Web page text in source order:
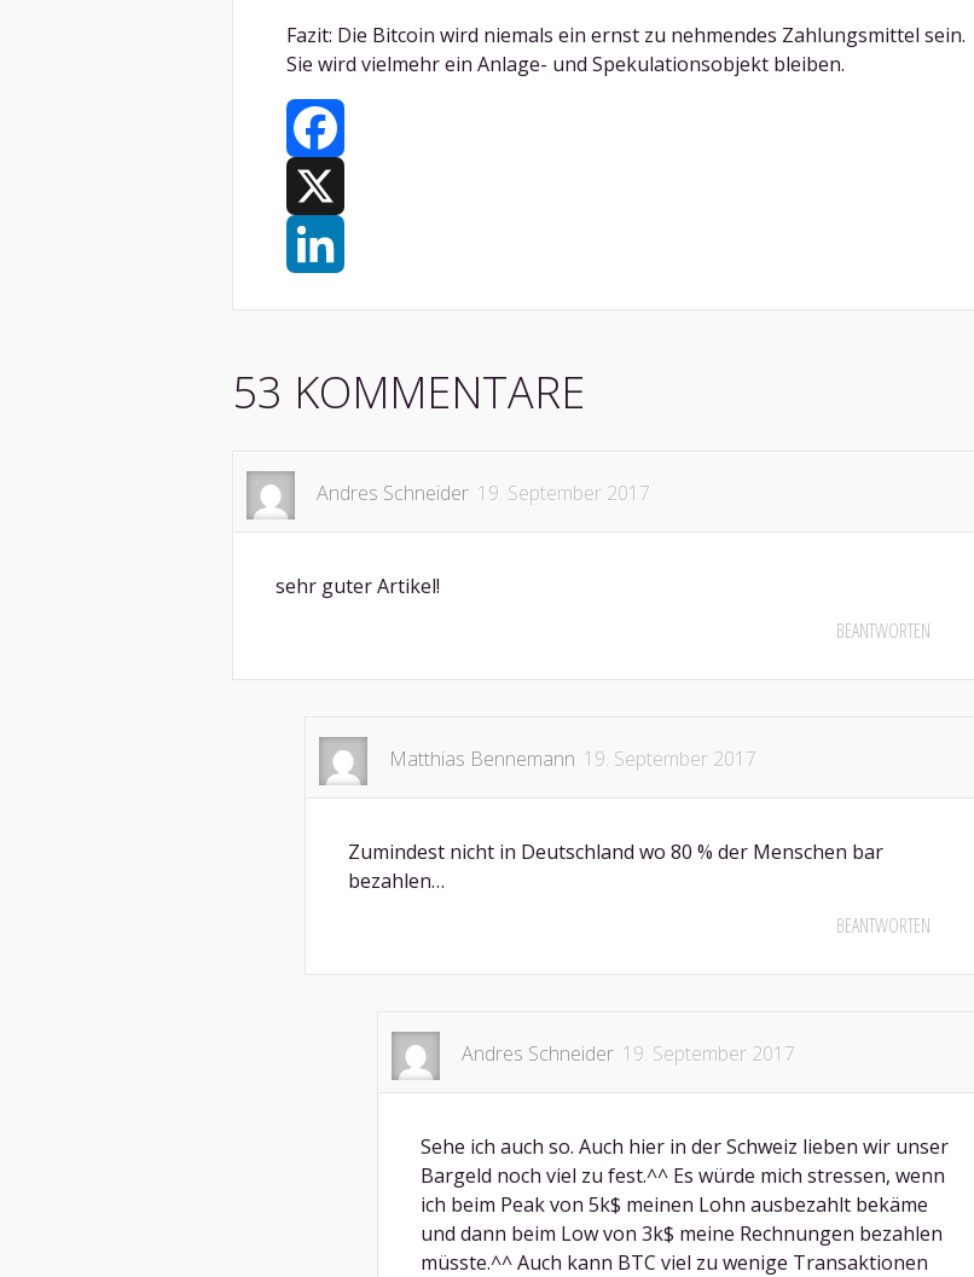
Fazit: Die Bitcoin wird niemals ein ernst zu nehmendes Zahlungsmittel sein.
Sie wird vielmehr ein Anlage- und Spekulationsobjekt bleiben.
Facebook
53 KOMMENTARE
Andres Schneider 19. September 2017
sehr guter Artikel!
BEANTWORTEN
Matthias Bennemann 19. September 2017
Zumindest nicht in Deutschland wo 80 % der Menschen bar
bezahlen…
BEANTWORTEN
Andres Schneider 19. September 2017
Sehe ich auch so. Auch hier in der Schweiz lieben wir unser
Bargeld noch viel zu fest.^^ Es würde mich stressen, wenn
ich beim Peak von 5k$ meinen Lohn ausbezahlt bekäme
und dann beim Low von 3k$ meine Rechnungen bezahlen
müsste.^^ Auch kann BTC viel zu wenige Transaktionen